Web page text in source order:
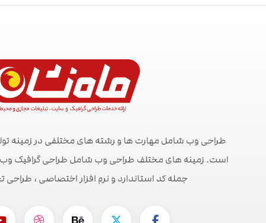
طراحی وب شامل مهارت ها و رشته های مختلفی در زمینه
است. زمینه های مختلف طراحی وب شامل طراحی گرافیک وب ،
جمله کد استاندارد و نرم افزار اختصاصی ، طراحی